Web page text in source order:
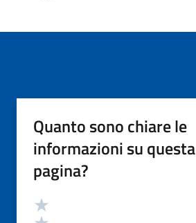
Quanto sono chiare le
informazioni su questa
pagina?
Valutazione